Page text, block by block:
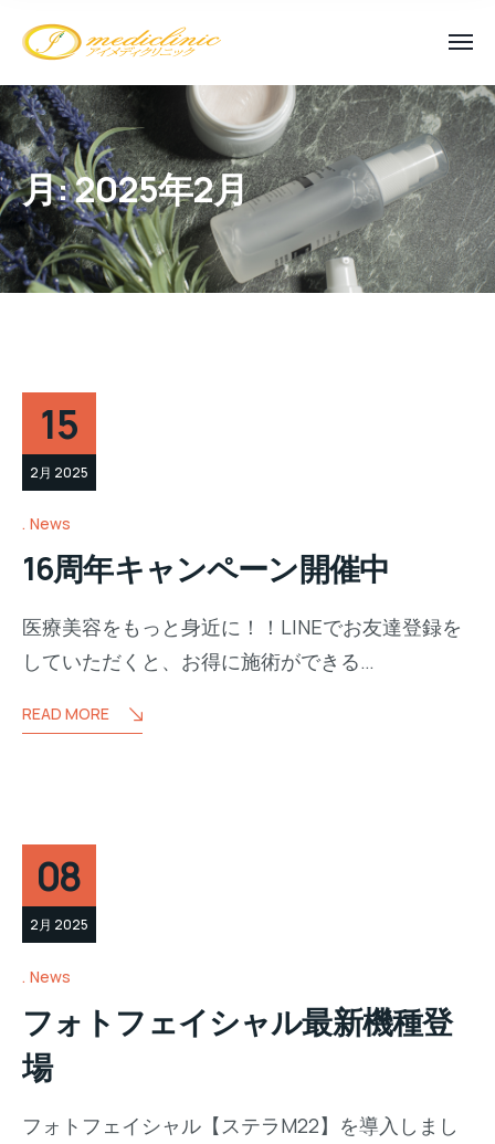
月:2025年2月
15
2月 2025
News
16周年キャンペーン開催中
医療美容をもっと身近に！！LINEでお友達登録を
していただくと、お得に施術ができる…
READ MORE
08
2月 2025
News
フォトフェイシャル最新機種登
場
フォトフェイシャル【ステラM22】を導入しまし